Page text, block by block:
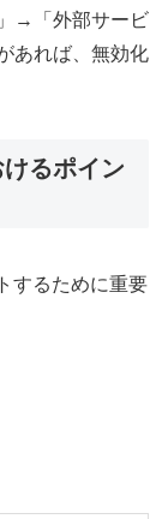
→「外部サービ
あれば、無効化
るポイン
するために重要